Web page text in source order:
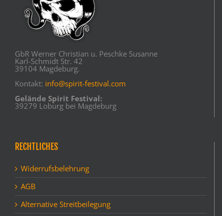
GbR Werner Christian u. Peschke Susanne
Karl-Schmidt Str. 42
39104 Magdeburg.
Kontakt: info@spirit-festival.com
Gelände Spirit Festival:
39279 Loburg bei Magdeburg
RECHTLICHES
Widerrufsbelehrung
AGB
Alternative Streitbeilegung